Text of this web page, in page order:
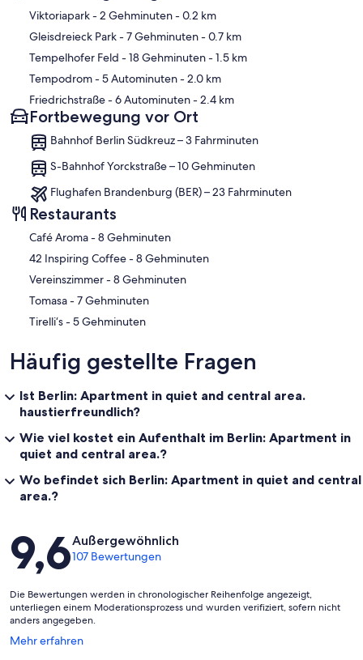
Karte
Viktoriapark- 2 Gehminuten- 0.2 km
Gleisdreieck Park- 7 Gehminuten- 0.7 km
Tempelhofer Feld - 18 Gehminuten- 1.5 km
Tempodrom- 5 Autominuten- 2.0 km
Friedrichstraße- 6 Autominuten- 2.4 km
Fortbewegung vor Ort
Bahnhof Berlin Südkreuz – 3 Fahrminuten
S-Bahnhof Yorckstraße – 10 Gehminuten
Flughafen Brandenburg (BER) – 23 Fahrminuten
Restaurants
‪Café Aroma - ‬8 Gehminuten
‪42 Inspiring Coffee - ‬8 Gehminuten
‪Vereinszimmer - ‬8 Gehminuten
‪Tomasa - ‬7 Gehminuten
‪Tirelli‘s - ‬5 Gehminuten
Häufig gestellte Fragen
Ist Berlin: Apartment in quiet and central area.
haustierfreundlich?
Wie viel kostet ein Aufenthalt im Berlin: Apartment in
quiet and central area.?
Wo befindet sich Berlin: Apartment in quiet and central
area.?
Bewertungen
9,6Außergewöhnlich
107 Bewertungen
Die Bewertungen werden in chronologischer Reihenfolge angezeigt,
unterliegen einem Moderationsprozess und wurden verifiziert, sofern nicht
anders angegeben.
Mehr erfahren
Wird